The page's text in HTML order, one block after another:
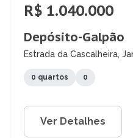
R$ 1.040.000
Depósito-Galpão
Estrada da Cascalheira,
0 quartos 0
Ver Detalhes